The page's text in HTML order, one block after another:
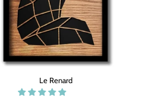
Le Renard